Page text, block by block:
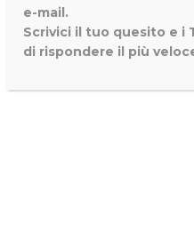
e-mail.
Scrivici il tuo quesito e i
di rispondere il più